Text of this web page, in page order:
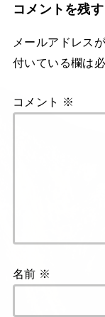
コメントを残す
メールアドレス
付いている欄は
コメント ※
名前 ※